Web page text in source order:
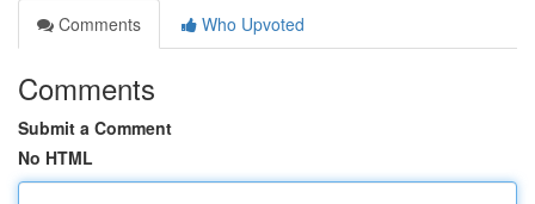
Comments
Who Upvoted
Comments
Submit a Comment
No HTML